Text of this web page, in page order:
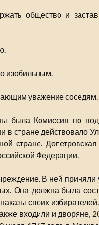
общество и
изобильным.
уважение соседям.
была Комиссия по
в стране действовало
стране. Допетровская
Федерации.
В ней приняли
Она должна была
своих
входили и дворяне,